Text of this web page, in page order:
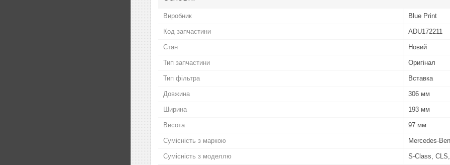
Виробник Blue Print
Код запчастини ADU172211
Стан Новий
Тип запчастини Оригінал
Тип фільтра Вставка
Довжина 306 мм
Ширина 193 мм
Висота 97 мм
Сумісність з маркою Mercedes-
Сумісність з моделлю S-Class,